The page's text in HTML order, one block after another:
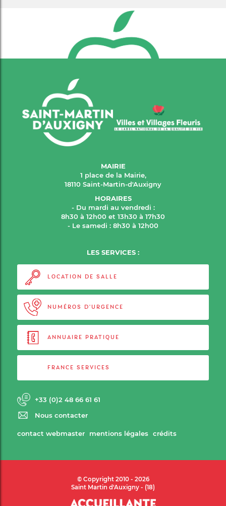
MAIRIE
1 place de la Mairie,
18110 Saint-Martin-d'Auxigny
HORAIRES
- Du mardi au vendredi :
8h30 à 12h00 et 13h30 à 17h30
- Le samedi : 8h30 à 12h00
LES SERVICES :
LOCATION DE SALLE
NUMÉROS D'URGENCE
ANNUAIRE PRATIQUE
FRANCE SERVICES
+33 (0)2 48 66 61 61
Nous contacter
contact webmaster mentions légales crédits
© Copyright 2010 - 2026
Saint Martin d'Auxigny - (18)